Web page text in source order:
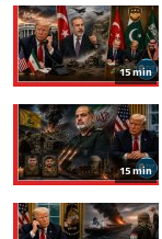
15 min
15 min